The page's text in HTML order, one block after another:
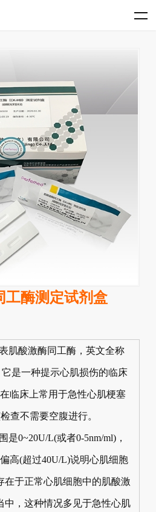
工酶测定试剂盒
酸激酶同工酶，英文全称
它是一种提示心肌损伤的临床
临床上常用于急性心肌梗塞
查不需要空腹进行。
0~20U/L(或者0-5nm/ml)，
高(超过40U/L)说明心肌细胞
在于正常心肌细胞中的肌酸激
中，这种情况多见于急性心肌